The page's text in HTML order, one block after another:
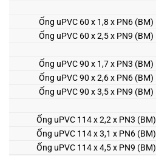
Ống uPVC 60 x 1,8 x PN6 (BM)
Ống uPVC 60 x 2,5 x PN9 (BM)
Ống uPVC 90 x 1,7 x PN3 (BM)
Ống uPVC 90 x 2,6 x PN6 (BM)
Ống uPVC 90 x 3,5 x PN9 (BM)
Ống uPVC 114 x 2,2 x PN3 (BM)
Ống uPVC 114 x 3,1 x PN6 (BM)
Ống uPVC 114 x 4,5 x PN9 (BM)